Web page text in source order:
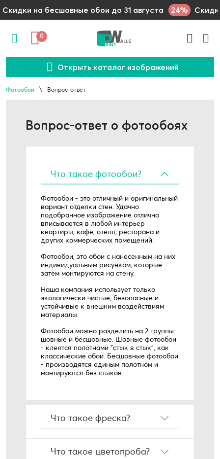
Скидки на бесшовные обои до 31 августа 24%
0
Открыть каталог изображений
Фотообои Вопрос-ответ
Вопрос-ответ о фотообоях
Что такое фотообои?
Фотообои - это отличный и оригинальный
вариант отделки стен. Удачно
подобранное изображение отлично
вписывается в любой интерьер
квартиры, кафе, отеля, ресторана и
других коммерческих помещений.
Фотообои, это обои с нанесенным на них
индивидуальным рисунком, которые
затем монтируются на стену.
Наша компания использует только
экологически чистые, безопасные и
устойчивые к внешним воздействиям
материалы.
Фотообои можно разделить на 2 группы:
шовные и бесшовные. Шовные фотообои
- клеятся полотнами "стык в стык", как
классические обои. Бесшовные фотообои
- производятся единым полотном и
монтируются без стыков.
Что такое фреска?
Что такое цветопроба?